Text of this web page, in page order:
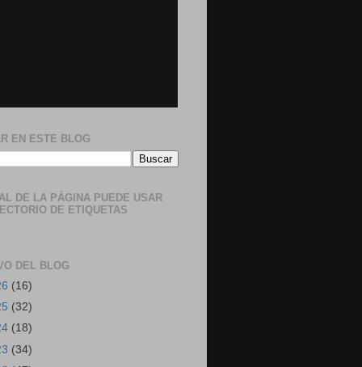
EN ESTE BLOG
DE LA PÁGINA PUEDE USAR
DE ETIQUETAS
DEL BLOG
(16)
(32)
(18)
(34)